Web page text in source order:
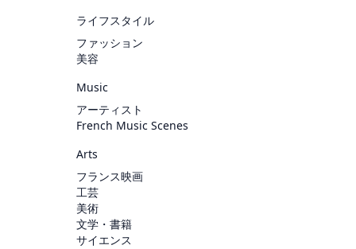
ライフスタイル
ファッション
美容
Music
アーティスト
French Music Scenes
Arts
フランス映画
工芸
美術
文学・書籍
サイエンス